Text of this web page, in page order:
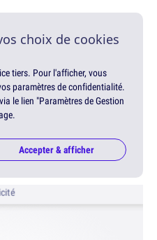
choix de cookies
tiers. Pour l'afficher, vous
paramètres de confidentialité.
le lien "Paramètres de Gestion
Accepter & afficher